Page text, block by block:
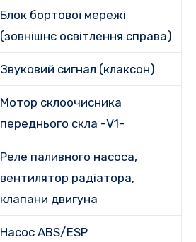
Блок бортової мережі
(зовнішнє освітлення справа)
Звуковий сигнал (клаксон)
Мотор склоочисника
переднього скла -V1-
Реле паливного насоса,
вентилятор радіатора,
клапани двигуна
Насос ABS/ESP